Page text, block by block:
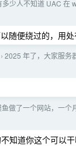
多少人不知道 UAC 在
随便绕过的，用
› 2025 年了，大家服务
鱼做了一个网站，一个
知道你这个可以干